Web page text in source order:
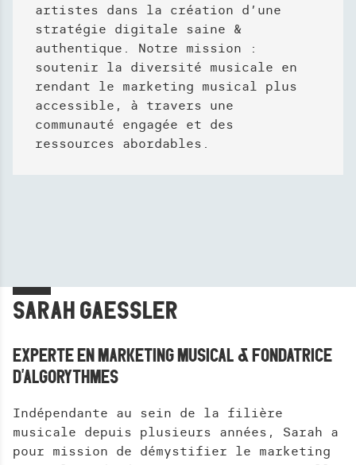
artistes dans la création d’une
stratégie digitale saine &
authentique. Notre mission :
soutenir la diversité musicale en
rendant le marketing musical plus
accessible, à travers une
communauté engagée et des
ressources abordables.
SARAH GAESSLER
EXPERTE EN MARKETING MUSICAL & FONDATRICE
D'ALGORYTHMES
Indépendante au sein de la filière
musicale depuis plusieurs années, Sarah a
pour mission de démystifier le marketing